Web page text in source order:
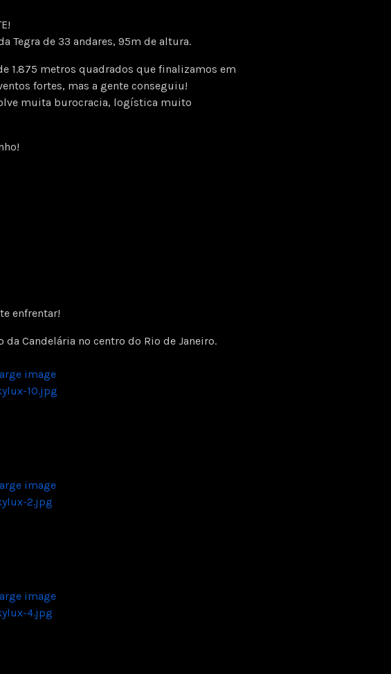
Tegra de 33 andares, 95m de altura.
1.875 metros quadrados que finalizamos em
fortes, mas a gente conseguiu!
muita burocracia, logística muito
enfrentar!
Candelária no centro do Rio de Janeiro.